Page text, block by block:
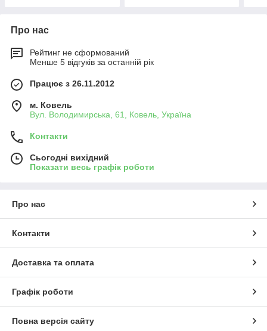
Про нас
Рейтинг не сформований
Менше 5 відгуків за останній рік
Працює з 26.11.2012
м. Ковель
Вул. Володимирська, 61, Ковель, Україна
Контакти
Сьогодні вихідний
Показати весь графік роботи
Про нас
Контакти
Доставка та оплата
Графік роботи
Повна версія сайту